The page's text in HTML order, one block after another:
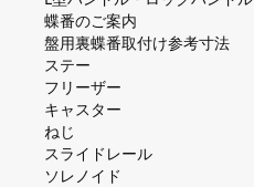
蝶番のご案内
盤⽤裏蝶番取付け参考⼨法
ステー
フリーザー
キャスター
ねじ
スライドレール
ソレノイド